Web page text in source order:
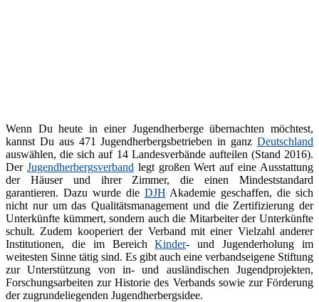
Wenn Du heute in einer Jugendherberge übernachten möchtest,
kannst Du aus 471 Jugendherbergsbetrieben in ganz Deutschland
auswählen, die sich auf 14 Landesverbände aufteilen (Stand 2016).
Der Jugendherbergsverband legt großen Wert auf eine Ausstattung
der Häuser und ihrer Zimmer, die einen Mindeststandard
garantieren. Dazu wurde die DJH Akademie geschaffen, die sich
nicht nur um das Qualitätsmanagement und die Zertifizierung der
Unterkünfte kümmert, sondern auch die Mitarbeiter der Unterkünfte
schult. Zudem kooperiert der Verband mit einer Vielzahl anderer
Institutionen, die im BereichKinder- und Jugenderholung im
weitesten Sinne tätig sind. Es gibt auch eine verbandseigene Stiftung
zur Unterstützung von in- und ausländischen Jugendprojekten,
Forschungsarbeiten zur Historie des Verbands sowie zur Förderung
der zugrundeliegenden Jugendherbergsidee.